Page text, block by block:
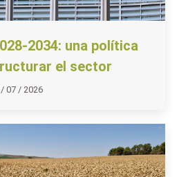
2034: una política
el sector
07 / 2026